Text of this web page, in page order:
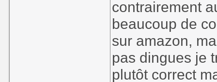
contrairement
beaucoup de
sur amazon,
pas dingues je
plutôt correct